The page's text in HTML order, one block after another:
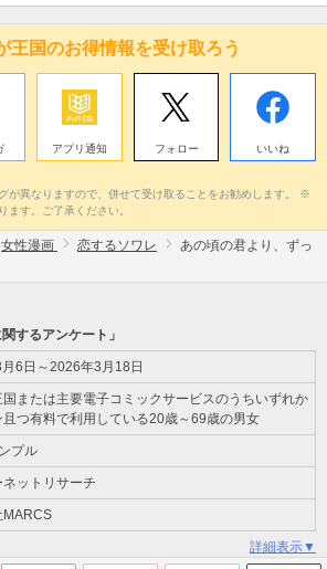
王国のお得情報を受け取ろう
アプリ通知 フォロー いいね
が異なりますので、併せて受け取ることをお勧めします。 ※
ます。ご了承ください。
女性漫画 恋するソワレ
あの頃の君より、ずっ
するアンケート」
6日～2026年3月18日
国または主要電子コミックサービスのうちいずれか
且つ有料で利用している20歳～69歳の男女
プル
ネットリサーチ
MARCS
詳細表示▼